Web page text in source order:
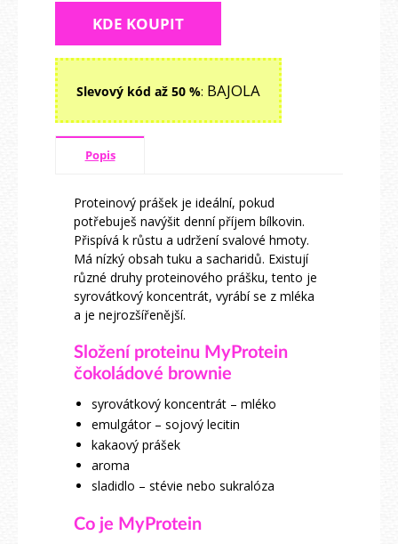
KDE KOUPIT
Slevový kód až 50 %: BAJOLA
Popis
Proteinový prášek je ideální, pokud
potřebuješ navýšit denní příjem bílkovin.
Přispívá k růstu a udržení svalové hmoty.
Má nízký obsah tuku a sacharidů. Existují
různé druhy proteinového prášku, tento je
syrovátkový koncentrát, vyrábí se z mléka
a je nejrozšířenější.
Složení proteinu MyProtein
čokoládové brownie
syrovátkový koncentrát – mléko
emulgátor – sojový lecitin
kakaový prášek
aroma
sladidlo – stévie nebo sukralóza
Co je MyProtein